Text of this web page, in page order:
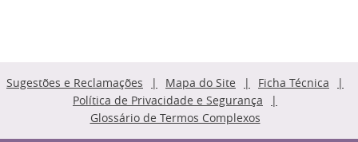
Sugestões e Reclamações Mapa do Site
Ficha Técnica
Política de Privacidade e Segurança
Glossário de Termos Complexos